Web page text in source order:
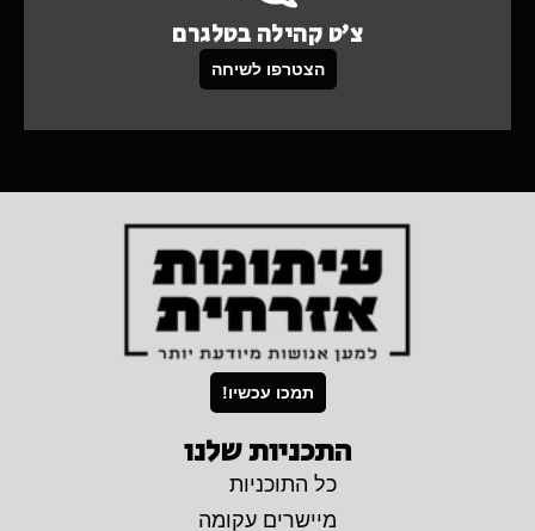
צ'ט קהילה בטלגרם
הצטרפו לשיחה
תמכו עכשיו!
התכניות שלנו
כל התוכניות
מיישרים עקומה